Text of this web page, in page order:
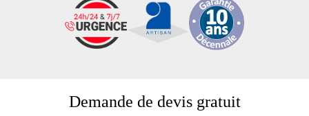
Demande de devis gratuit